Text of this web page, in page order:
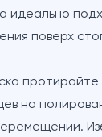
идеально
поверх
протирайте
на